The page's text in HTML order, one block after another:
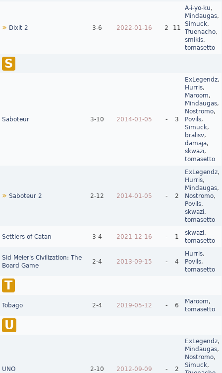
» Dixit 2 3‑6 2022-01-16 2 11
A-i-yo-ku,
Mindaugas,
Simuck,
Truenacho,
smikis,
tomasetto
S
Saboteur 3‑10 2014-01-05 - 3
ExLegendz,
Hurris,
Maroom,
Mindaugas,
Nostromo,
Povils,
Simuck,
bralisv,
damaja,
skwazi,
tomasetto
» Saboteur 2 2‑12 2014-01-05 - 2
ExLegendz,
Hurris,
Mindaugas,
Nostromo,
Povils,
skwazi,
tomasetto
Settlers of Catan 3‑4 2021-12-16 - 1
skwazi,
tomasetto
Sid Meier's Civilization: The
Board Game
2‑4 2013-09-15 - 4
Hurris,
Povils,
tomasetto
T
Tobago 2‑4 2019-05-12 - 6
Maroom,
tomasetto
U
UNO 2‑10 2012-09-09 - 2
ExLegendz,
Mindaugas,
Nostromo,
Simuck,